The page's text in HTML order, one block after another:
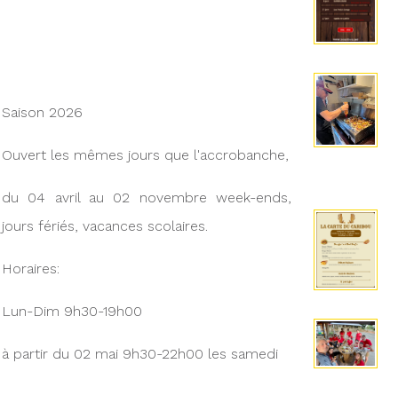
Saison 2026
Ouvert les mêmes jours que l'accrobanche,
du 04 avril au 02 novembre week-ends,
jours fériés, vacances scolaires.
Horaires:
Lun-Dim 9h30-19h00
à partir du 02 mai 9h30-22h00 les samedi